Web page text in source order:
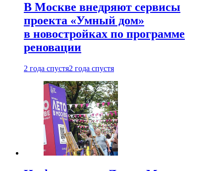
В Москве внедряют сервисы
проекта «Умный дом»
в новостройках по программе
реновации
2 года спустя2 года спустя